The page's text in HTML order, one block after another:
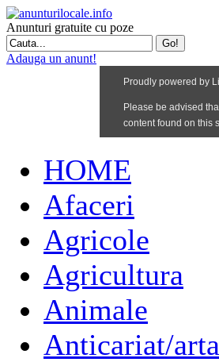
Anunturi gratuite cu poze
Adauga un anunt!
HOME
Afaceri
Agricole
Agricultura
Animale
Anticariat/arta